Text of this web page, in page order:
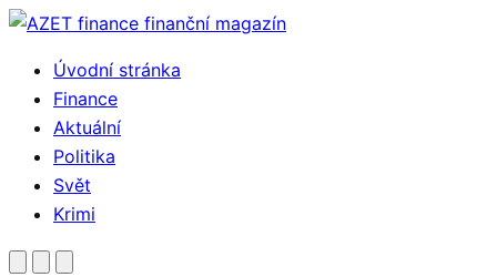
Přejít
obsahuÚvodní stránka
Finance
Aktuální
Politika
Svět
Krimi